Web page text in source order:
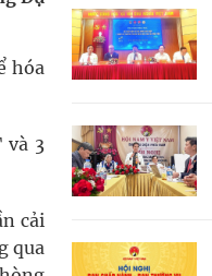
hóa
và 3
cải
qua